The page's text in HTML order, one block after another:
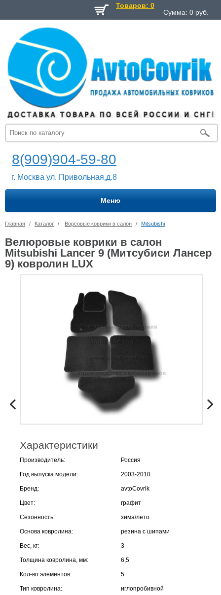
Товаров: 0
Сумма: 0 руб.
8(909)904-59-80
г. Москва ул. Привольная,д.8
Меню
Главная / Каталог / Ворсовые коврики в салон / Mitsubishi
Велюровые коврики в салон
Mitsubishi Lancer 9 (Митсубиси Лансер
9) ковролин LUX
Характеристики
Производитель: Россия
Год выпуска модели: 2003-2010
Бренд: avtoCovrik
Цвет: графит
Сезонность: зима/лето
Основа ковролина: резина с шипами
Вес, кг: 3
Толщина ковролина, мм: 6,5
Кол-во элементов: 5
Тип ковролина: иглопробивной